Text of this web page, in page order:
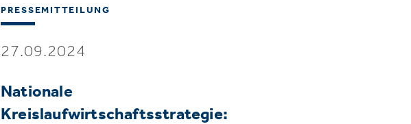
PRESSEMITTEILUNG
27.09.2024
Nationale
Kreislaufwirtschaftsstrategie: